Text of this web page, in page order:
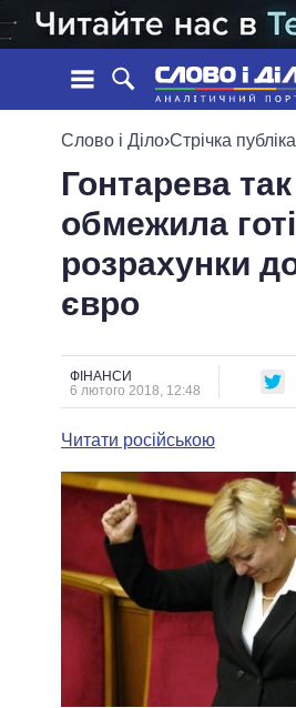
НОВИНИ
СТРІЧКА
ПОДІЇ
СТАТТІ
ДУМКИ
ОГЛЯДИ
ДАЙДЖЕСТИ
СВІТ
ОБIЦЯНКИ
ПОЛIТИКИ
УСІ ПОЛІТИКИ
ПРЕЗИДЕНТ І ОФІС
ВЕРХОВНА РАДА
КАБІНЕТ МІНІСТРІВ
МЕРИ МІСТ
ВСІ ПЕРСОНИ
ПОРІВНЯННЯ
Слово і Діло›Стрічка
Гонтарева так
обмежила
розрахунки
євро
ФІНАНСИ
6 лютого 2018, 12:48
Читати російською